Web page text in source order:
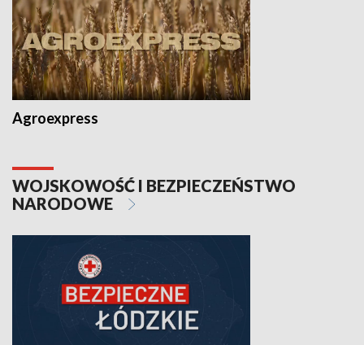
Agroexpress
WOJSKOWOŚĆ I BEZPIECZEŃSTWO
NARODOWE